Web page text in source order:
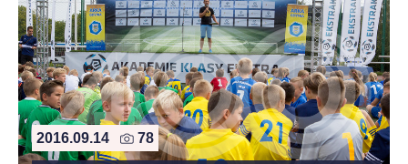
2016.09.14 78